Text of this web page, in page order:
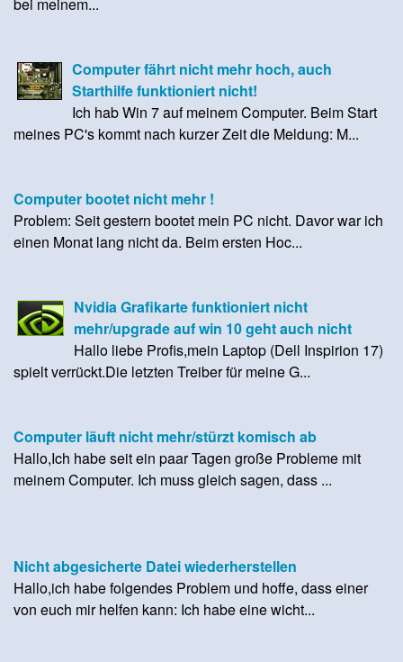
Computer fährt nicht mehr hoch, auch
Starthilfe funktioniert nicht!
Ich hab Win 7 auf meinem Computer. Beim Start
meines PC's kommt nach kurzer Zeit die Meldung: M...
Computer bootet nicht mehr !
Problem: Seit gestern bootet mein PC nicht. Davor war ich
einen Monat lang nicht da. Beim ersten Hoc...
Nvidia Grafikarte funktioniert nicht
mehr/upgrade auf win 10 geht auch nicht
Hallo liebe Profis,mein Laptop (Dell Inspirion 17)
spielt verrückt.Die letzten Treiber für meine G...
Computer läuft nicht mehr/stürzt komisch ab
Hallo,Ich habe seit ein paar Tagen große Probleme mit
meinem Computer. Ich muss gleich sagen, dass ...
Nicht abgesicherte Datei wiederherstellen
Hallo,ich habe folgendes Problem und hoffe, dass einer
von euch mir helfen kann: Ich habe eine wicht...